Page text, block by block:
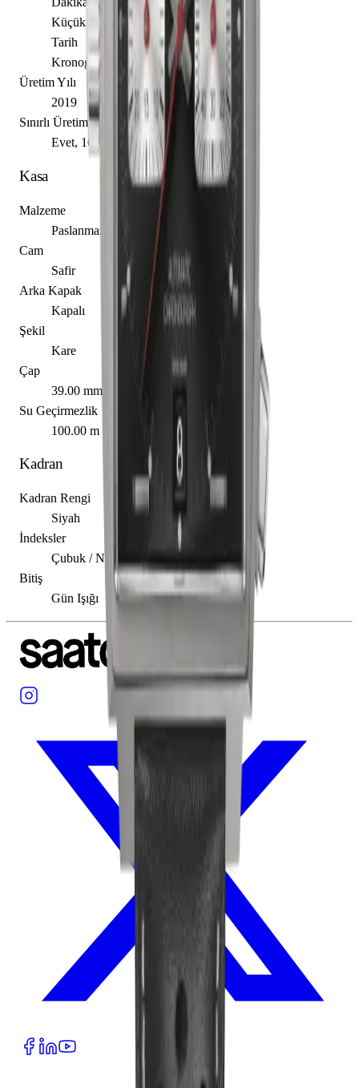
Küçük Saniye
Tarih
Kronograf
Üretim Yılı
2019
Sınırlı Üretim
Evet, 169 adet
Kasa
Malzeme
Paslanmaz Çelik
Cam
Safir
Arka Kapak
Kapalı
Şekil
Kare
Çap
39.00 mm
Su Geçirmezlik
100.00 m
Kadran
Kadran Rengi
Siyah
İndeksler
Çubuk / Nokta
Bitiş
Gün Işığı